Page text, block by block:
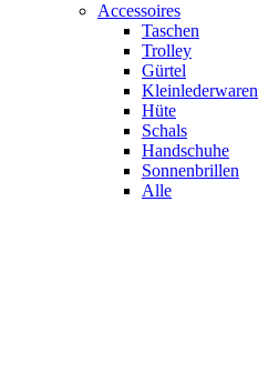
Accessoires
Taschen
Trolley
Gürtel
Kleinlederwaren
Hüte
Schals
Handschuhe
Sonnenbrillen
Alle